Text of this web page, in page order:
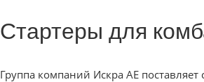
Стартеры для
Группа компаний Искра АЕ